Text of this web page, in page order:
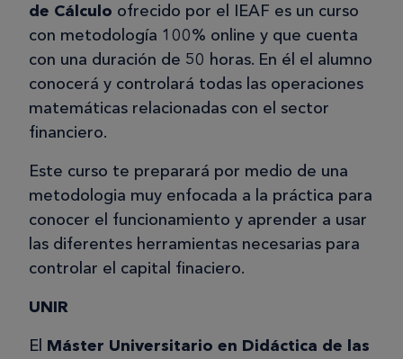
de Cálculo ofrecido por el IEAF es un curso
con metodología 100% online y que cuenta
con una duración de 50 horas. En él el alumno
conocerá y controlará todas las operaciones
matemáticas relacionadas con el sector
financiero.
Este curso te preparará por medio de una
metodologia muy enfocada a la práctica para
conocer el funcionamiento y aprender a usar
las diferentes herramientas necesarias para
controlar el capital finaciero.
UNIR
El Máster Universitario en Didáctica de las